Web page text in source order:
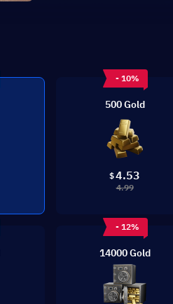
- 10%
500 Gold
$4.53
4.99
- 12%
14000 Gold